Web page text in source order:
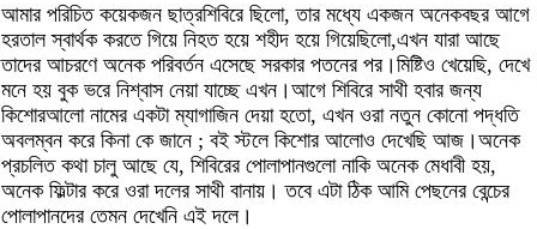
আমার পরিচিত কয়েকজন ছাত্রশিবিরে ছিলো, তার মধ্যে একজন অনেকবছর আগে
হরতাল স্বার্থক করতে গিয়ে নিহত হয়ে শহীদ হয়ে গিয়েছিলো,এখন যারা আছে
তাদের আচরণে অনেক পরিবর্তন এসেছে সরকার পতনের পর।মিষ্টিও খেয়েছি, দেখে
মনে হয় বুক ভরে নিশ্বাস নেয়া যাচ্ছে এখন।আগে শিবিরে সাথী হবার জন্য
কিশোরআলো নামের একটা ম্যাগাজিন দেয়া হতো, এখন ওরা নতুন কোনো পদ্ধতি
অবলম্বন করে কিনা কে জানে ; বই স্টলে কিশোর আলোও দেখেছি আজ।অনেক
প্রচলিত কথা চালু আছে যে, শিবিরের পোলাপানগুলো নাকি অনেক মেধাবী হয়,
অনেক ফিল্টার করে ওরা দলের সাথী বানায়। তবে এটা ঠিক আমি পেছনের বেন্চের
পোলাপানদের তেমন দেখেনি এই দলে।